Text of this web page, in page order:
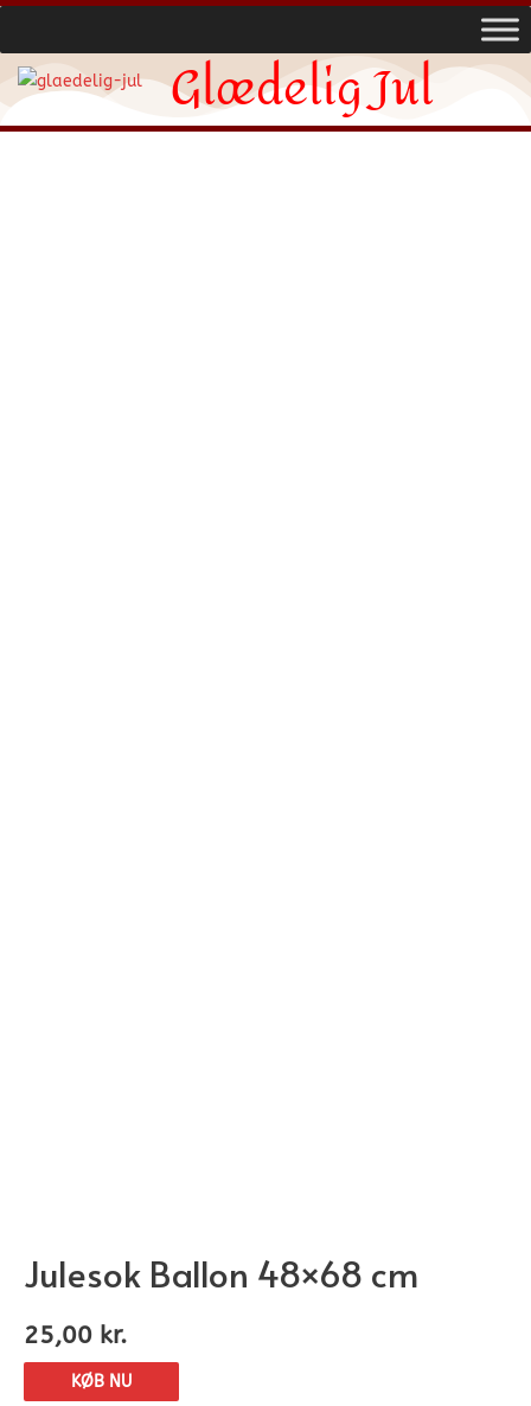
Glædelig Jul
Julesok Ballon 48×68 cm
25,00 kr.
KØB NU